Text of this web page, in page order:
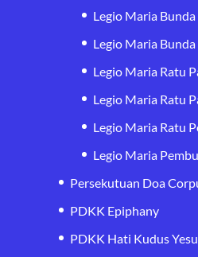
Legio Maria
Legio Maria
Legio Maria Ratu
Legio Maria Ratu
Legio Maria Ratu
Legio Maria
Persekutuan Doa
PDKK Epiphany
PDKK Hati Kudus